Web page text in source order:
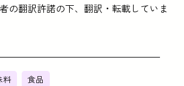
の翻訳許諾の下、翻訳・転載していま
料 食品